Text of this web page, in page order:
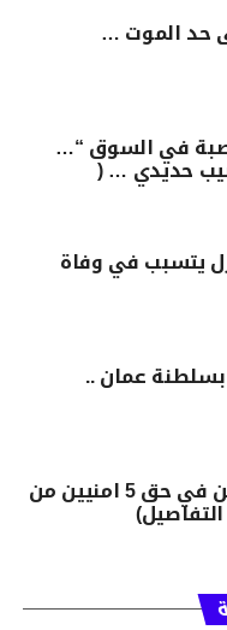
حد الموت …
في السوق “…
حديدي … (
يتسبب في وفاة
عمان ..
ابطاقة ايداع بالسجن في حق 5 امنيين من